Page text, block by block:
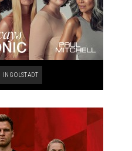
INGOLSTADT